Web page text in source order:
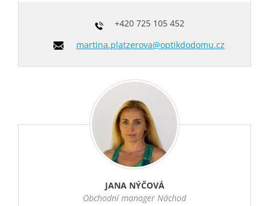
+420 725 105 452
martina.platzerova@optikdodomu.cz
JANA NÝČOVÁ
Obchodní manager Náchod